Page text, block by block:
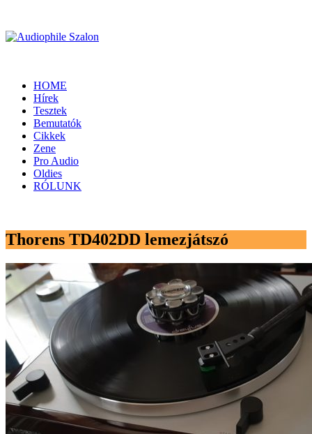
HOME
Hírek
Tesztek
Bemutatók
Cikkek
Zene
Pro Audio
Oldies
RÓLUNK
Thorens TD402DD lemezjátszó